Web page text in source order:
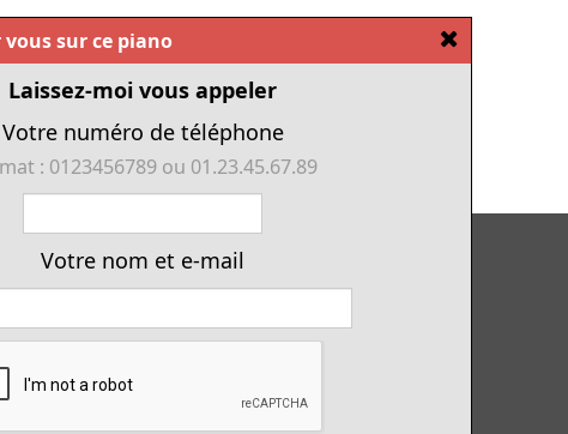
sur ce piano
Laissez-moi vous appeler
Votre numéro de téléphone
: 0123456789 ou 01.23.45.67.89
Votre nom et e-mail
Tous nos pianos d'occasion
Location avec option d'achat
Conditions générales de vente
Offres d'emploi & contrat d'apprentissage